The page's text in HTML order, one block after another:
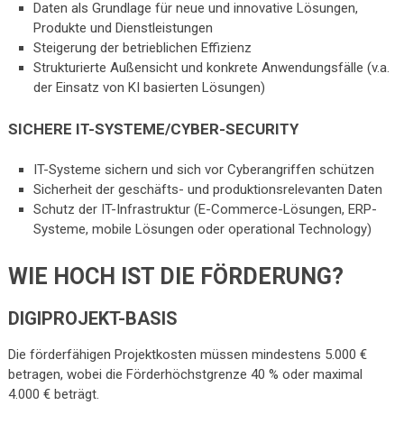
Daten als Grundlage für neue und innovative Lösungen,
Produkte und Dienstleistungen
Steigerung der betrieblichen Effizienz
Strukturierte Außensicht und konkrete Anwendungsfälle (v.a.
der Einsatz von KI basierten Lösungen)
SICHERE IT-SYSTEME/CYBER-SECURITY
IT-Systeme sichern und sich vor Cyberangriffen schützen
Sicherheit der geschäfts- und produktionsrelevanten Daten
Schutz der IT-Infrastruktur (E-Commerce-Lösungen, ERP-
Systeme, mobile Lösungen oder operational Technology)
WIE HOCH IST DIE FÖRDERUNG?
DIGIPROJEKT-BASIS
Die förderfähigen Projektkosten müssen mindestens 5.000 €
betragen, wobei die Förderhöchstgrenze 40 % oder maximal
4.000 € beträgt.